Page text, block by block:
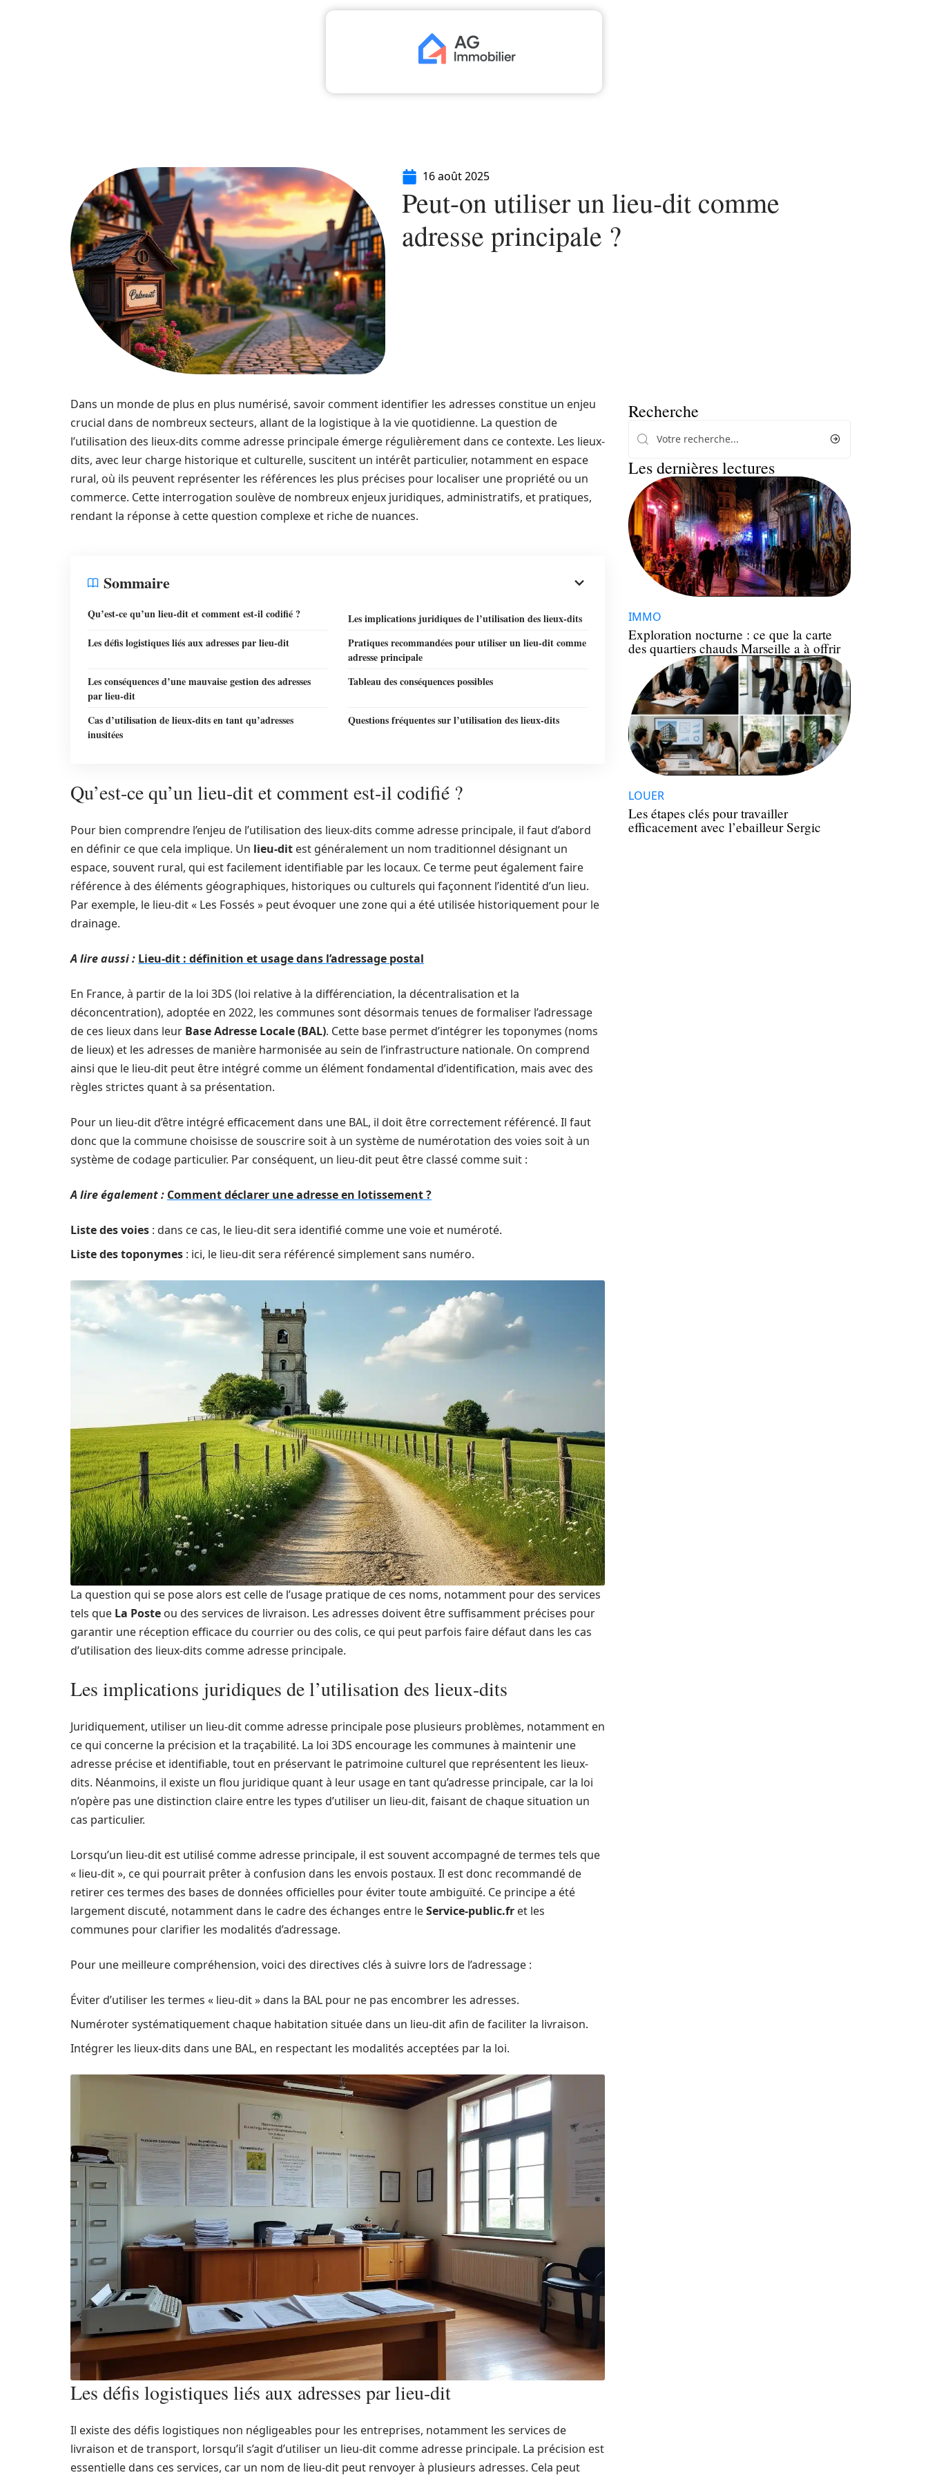
16 août 2025
Peut-on utiliser un lieu-dit comme
adresse principale ?
Dans un monde de plus en plus numérisé, savoir comment identifier les adresses constitue un enjeu
crucial dans de nombreux secteurs, allant de la logistique à la vie quotidienne. La question de
l’utilisation des lieux-dits comme adresse principale émerge régulièrement dans ce contexte. Les lieux-
dits, avec leur charge historique et culturelle, suscitent un intérêt particulier, notamment en espace
rural, où ils peuvent représenter les références les plus précises pour localiser une propriété ou un
commerce. Cette interrogation soulève de nombreux enjeux juridiques, administratifs, et pratiques,
rendant la réponse à cette question complexe et riche de nuances.
Sommaire
Qu’est-ce qu’un lieu-dit et comment est-il codifié ?
Les implications juridiques de l’utilisation des lieux-dits
Les défis logistiques liés aux adresses par lieu-dit
Pratiques recommandées pour utiliser un lieu-dit comme
adresse principale
Les conséquences d’une mauvaise gestion des adresses
par lieu-dit
Tableau des conséquences possibles
Cas d’utilisation de lieux-dits en tant qu’adresses
inusitées
Questions fréquentes sur l’utilisation des lieux-dits
Qu’est-ce qu’un lieu-dit et comment est-il codifié ?
Pour bien comprendre l’enjeu de l’utilisation des lieux-dits comme adresse principale, il faut d’abord
en définir ce que cela implique. Un lieu-dit est généralement un nom traditionnel désignant un
espace, souvent rural, qui est facilement identifiable par les locaux. Ce terme peut également faire
référence à des éléments géographiques, historiques ou culturels qui façonnent l’identité d’un lieu.
Par exemple, le lieu-dit « Les Fossés » peut évoquer une zone qui a été utilisée historiquement pour le
drainage.
A lire aussi : Lieu-dit : définition et usage dans l’adressage postal
En France, à partir de la loi 3DS (loi relative à la différenciation, la décentralisation et la
déconcentration), adoptée en 2022, les communes sont désormais tenues de formaliser l’adressage
de ces lieux dans leur Base Adresse Locale (BAL). Cette base permet d’intégrer les toponymes (noms
de lieux) et les adresses de manière harmonisée au sein de l’infrastructure nationale. On comprend
ainsi que le lieu-dit peut être intégré comme un élément fondamental d’identification, mais avec des
règles strictes quant à sa présentation.
Pour un lieu-dit d’être intégré efficacement dans une BAL, il doit être correctement référencé. Il faut
donc que la commune choisisse de souscrire soit à un système de numérotation des voies soit à un
système de codage particulier. Par conséquent, un lieu-dit peut être classé comme suit :
A lire également : Comment déclarer une adresse en lotissement ?
Liste des voies : dans ce cas, le lieu-dit sera identifié comme une voie et numéroté.
Liste des toponymes : ici, le lieu-dit sera référencé simplement sans numéro.
La question qui se pose alors est celle de l’usage pratique de ces noms, notamment pour des services
tels que La Poste ou des services de livraison. Les adresses doivent être suffisamment précises pour
garantir une réception efficace du courrier ou des colis, ce qui peut parfois faire défaut dans les cas
d’utilisation des lieux-dits comme adresse principale.
Les implications juridiques de l’utilisation des lieux-dits
Juridiquement, utiliser un lieu-dit comme adresse principale pose plusieurs problèmes, notamment en
ce qui concerne la précision et la traçabilité. La loi 3DS encourage les communes à maintenir une
adresse précise et identifiable, tout en préservant le patrimoine culturel que représentent les lieux-
dits. Néanmoins, il existe un flou juridique quant à leur usage en tant qu’adresse principale, car la loi
n’opère pas une distinction claire entre les types d’utiliser un lieu-dit, faisant de chaque situation un
cas particulier.
Lorsqu’un lieu-dit est utilisé comme adresse principale, il est souvent accompagné de termes tels que
« lieu-dit », ce qui pourrait prêter à confusion dans les envois postaux. Il est donc recommandé de
retirer ces termes des bases de données officielles pour éviter toute ambiguïté. Ce principe a été
largement discuté, notamment dans le cadre des échanges entre leService-public.fr et les
communes pour clarifier les modalités d’adressage.
Pour une meilleure compréhension, voici des directives clés à suivre lors de l’adressage :
Éviter d’utiliser les termes « lieu-dit » dans la BAL pour ne pas encombrer les adresses.
Numéroter systématiquement chaque habitation située dans un lieu-dit afin de faciliter la livraison.
Intégrer les lieux-dits dans une BAL, en respectant les modalités acceptées par la loi.
Les défis logistiques liés aux adresses par lieu-dit
Il existe des défis logistiques non négligeables pour les entreprises, notamment les services de
livraison et de transport, lorsqu’il s’agit d’utiliser un lieu-dit comme adresse principale. La précision est
essentielle dans ces services, car un nom de lieu-dit peut renvoyer à plusieurs adresses. Cela peut
Recherche
Les dernières lectures
IMMO
Exploration nocturne : ce que la carte
des quartiers chauds Marseille a à offrir
LOUER
Les étapes clés pour travailler
efficacement avec l’ebailleur Sergic